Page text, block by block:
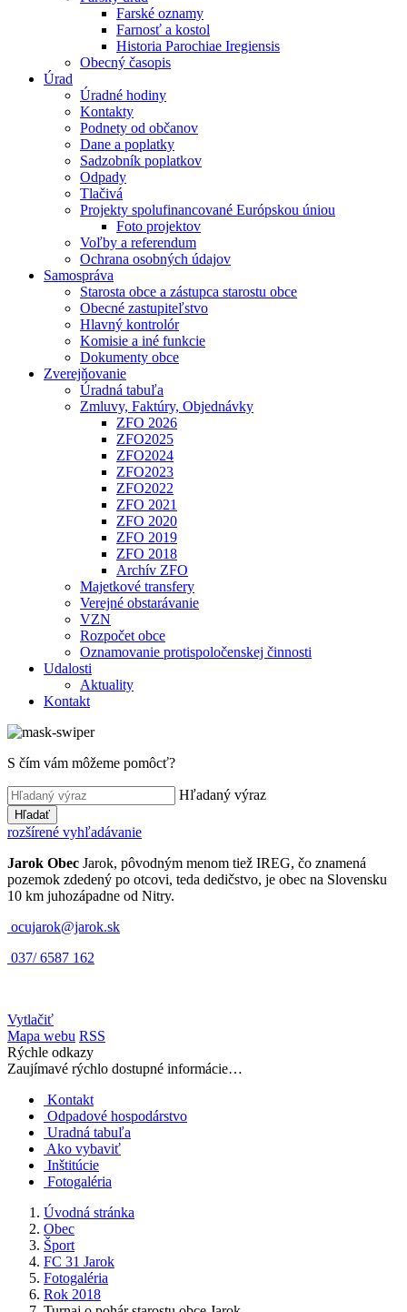
Farské oznamy
Farnosť a kostol
Historia Parochiae Iregiensis
Obecný časopis
Úrad
Úradné hodiny
Kontakty
Podnety od občanov
Dane a poplatky
Sadzobník poplatkov
Odpady
Tlačivá
Projekty spolufinancované Európskou úniou
Foto projektov
Voľby a referendum
Ochrana osobných údajov
Samospráva
Starosta obce a zástupca starostu obce
Obecné zastupiteľstvo
Hlavný kontrolór
Komisie a iné funkcie
Dokumenty obce
Zverejňovanie
Úradná tabuľa
Zmluvy, Faktúry, Objednávky
ZFO 2026
ZFO2025
ZFO2024
ZFO2023
ZFO2022
ZFO 2021
ZFO 2020
ZFO 2019
ZFO 2018
Archív ZFO
Majetkové transfery
Verejné obstarávanie
VZN
Rozpočet obce
Oznamovanie protispoločenskej činnosti
Udalosti
Aktuality
Kontakt
S čím vám môžeme pomôcť?
Hľadaný výraz
Hľadať
rozšírené vyhľadávanie
Jarok Obec Jarok, pôvodným menom tiež IREG, čo znamená
pozemok zdedený po otcovi, teda dedičstvo, je obec na Slovensku
10 km juhozápadne od Nitry.
ocujarok@jarok.sk
037/ 6587 162
Vytlačiť
Mapa webu RSS
Rýchle odkazy
Zaujímavé rýchlo dostupné informácie…
Kontakt
Odpadové hospodárstvo
Uradná tabuľa
Ako vybaviť
Inštitúcie
Fotogaléria
Úvodná stránka
Obec
Šport
FC 31 Jarok
Fotogaléria
Rok 2018